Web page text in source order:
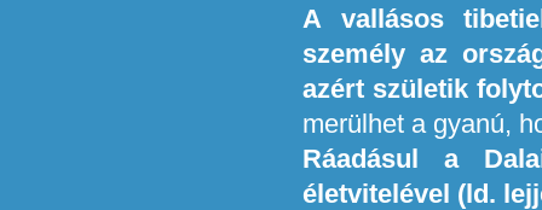
A vallásos
személy az
azért születik
merülhet a gyanú,
Ráadásul a
életvitelével (ld.